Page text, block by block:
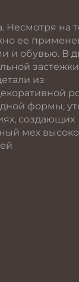
Несмотря на
ее
и обувью. В
из
формы,
создающих
мех